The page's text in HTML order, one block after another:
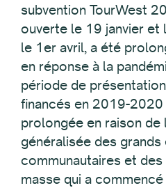
subvention TourWest
ouverte le 19 janvier et
le 1er avril, a été
en réponse à la
période de
financés en 2019-
prolongée en raison
généralisée des grands
communautaires et
masse qui a